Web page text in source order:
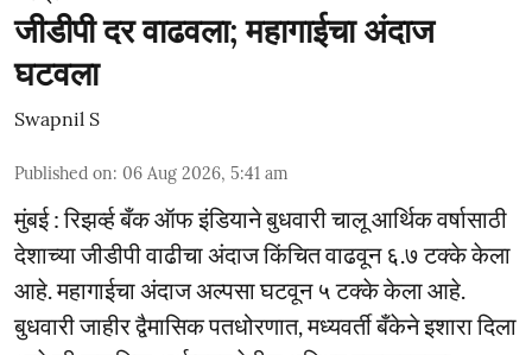
जीडीपी दर वाढवला; महागाईचा अंदाज
घटवला
Swapnil S
Published on: 06 Aug 2026, 5:41 am
मुंबई : रिझर्व्ह बँक ऑफ इंडियाने बुधवारी चालू आर्थिक वर्षासाठी
देशाच्या जीडीपी वाढीचा अंदाज किंचित वाढवून ६.७ टक्के केला
आहे. महागाईचा अंदाज अल्पसा घटवून ५ टक्के केला आहे.
बुधवारी जाहीर द्वैमासिक पतधोरणात, मध्यवर्ती बँकेने इशारा दिला